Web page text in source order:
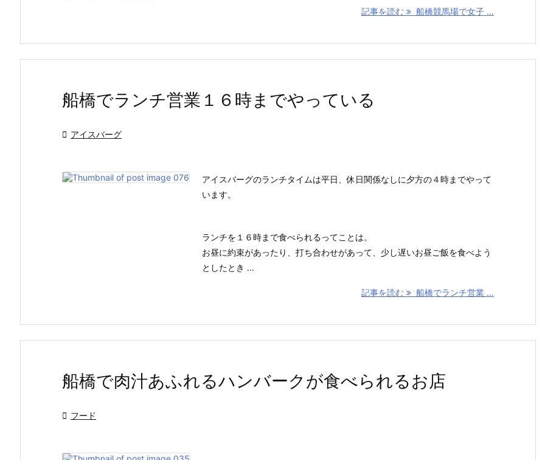
記事を読む 船橋競馬場で女子 ...
船橋でランチ営業１６時までやっている
 アイスバーグ
アイスバーグのランチタイムは平日、休日関係なしに夕方の４時までやって
います。
ランチを１６時まで食べられるってことは。
お昼に約束があったり、打ち合わせがあって、少し遅いお昼ご飯を食べよう
としたとき ...
記事を読む 船橋でランチ営業 ...
船橋で肉汁あふれるハンバークが食べられるお店
 フード